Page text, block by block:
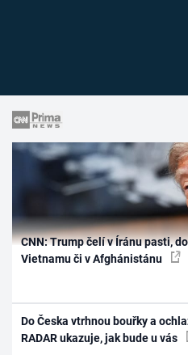
CNN: Trump čelí v Íránu pasti,
Vietnamu či v Afghánistánu
Do Česka vtrhnou bouřky a
RADAR ukazuje, jak bude u vás